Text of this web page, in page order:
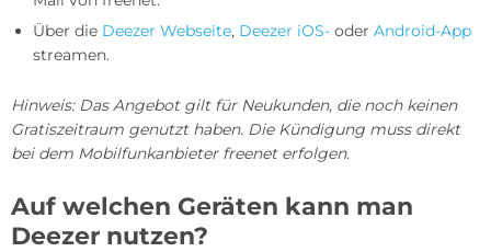
Über die Deezer Webseite, Deezer iOS- oder Android-App
streamen.
Hinweis: Das Angebot gilt für Neukunden, die noch keinen
Gratiszeitraum genutzt haben. Die Kündigung muss direkt
bei dem Mobilfunkanbieter freenet erfolgen.
Auf welchen Geräten kann man
Deezer nutzen?